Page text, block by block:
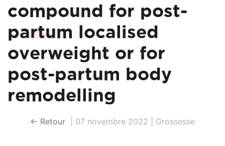
compound for post-
partum localised
overweight or for
post-partum body
remodelling
← Retour 07 novembre 2022 Grossesse